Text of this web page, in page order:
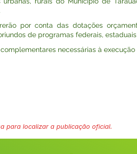
por conta das dotações
de programas federais,
necessárias à
para localizar a publicação oficial.